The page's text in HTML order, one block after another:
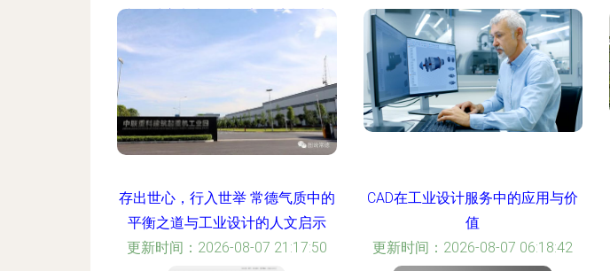
成，对应电光科技细部要点概要加
正创作稿” -（格式问题到这里只是
作为一个前言的提供点,而后面的正
文我们抓紧更为舒展，信息准实用
的部分进行输出---避开异常表示效
应好沟通顺畅后见成效的部分设计
更新时间：2026-08-07 02:00:03
存出世心，行入世举 常德气质中的
平衡之道与工业设计的人文启示
更新时间：2026-08-07 21:17:50
CAD在工业设计服务中的应用与价
值
更新时间：2026-08-07 06:18:42